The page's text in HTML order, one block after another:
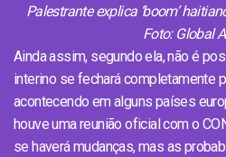
Palestrante explica ‘boom’
Foto: Global
Ainda assim, segundo ela, não é
interino se fechará completamente
acontecendo em alguns países
houve uma reunião oficial com o
se haverá mudanças, mas as